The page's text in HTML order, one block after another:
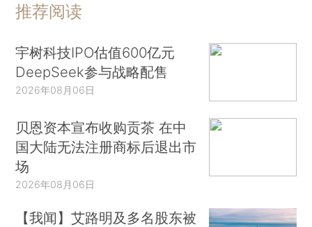
推荐阅读
宇树科技IPO估值600亿元
DeepSeek参与战略配售
2026年08月06日
贝恩资本宣布收购贡茶 在中
国大陆无法注册商标后退出市
场
2026年08月06日
【我闻】艾路明及多名股东被